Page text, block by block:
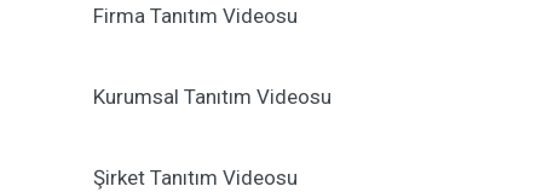
Firma Tanıtım Videosu
Kurumsal Tanıtım Videosu
Şirket Tanıtım Videosu